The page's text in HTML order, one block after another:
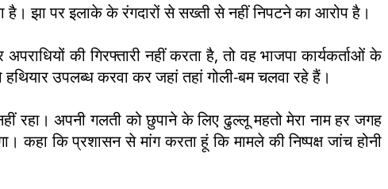
है। झा पर इलाके के रंगदारों से सख्ती से नहीं निपटने का आरोप है।
की गिरफ्तारी नहीं करता है, तो वह भाजपा कार्यकर्ताओं के
उपलब्ध करवा कर जहां तहां गोली-बम चलवा रहे हैं।
अपनी गलती को छुपाने के लिए ढुल्लू महतो मेरा नाम हर जगह
कहा कि प्रशासन से मांग करता हूं कि मामले की निष्पक्ष जांच होनी